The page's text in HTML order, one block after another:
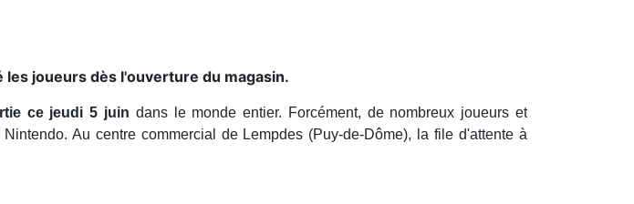
joueurs dès l'ouverture du magasin.
ce jeudi 5 juin dans le monde entier. Forcément, de nombreux joueurs et
Au centre commercial de Lempdes (Puy-de-Dôme), la file d'attente à